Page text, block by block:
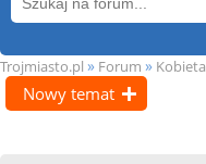
Trojmiasto.pl » Forum » Kobieta
Nowy temat